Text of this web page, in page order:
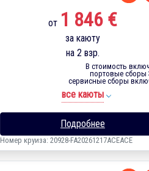
от 1 846 €
за каюту
на 2 взр.
В стоимость
портовые сборы
сервисные сборы
все каюты
Подробнее
Номер круиза: 20928-FA20261217ACEACE